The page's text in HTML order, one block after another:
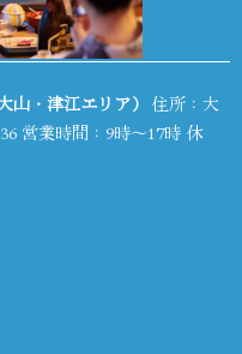
山・津江エリア） 住所：大
営業時間：9時～17時 休